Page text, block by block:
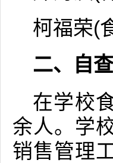
柯福荣(
二、自
在学校
余人。学
销售管理